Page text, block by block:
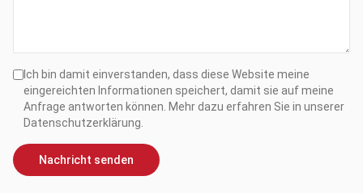
Ich bin damit einverstanden, dass diese Website meine
eingereichten Informationen speichert, damit sie auf meine
Anfrage antworten können. Mehr dazu erfahren Sie in unserer
Datenschutzerklärung.
Nachricht senden